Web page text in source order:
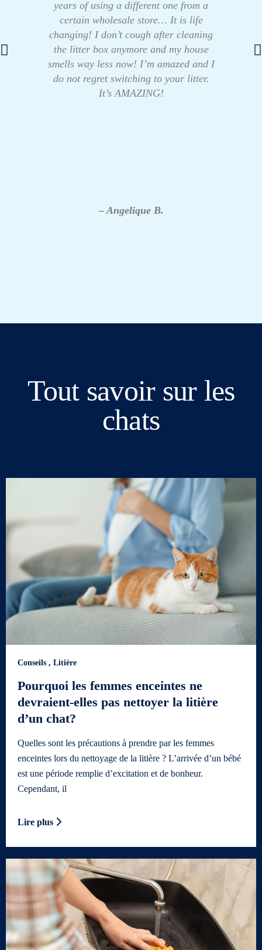
years of using a different one from a
certain wholesale store… It is life
changing! I don’t cough after cleaning
the litter box anymore and my house
smells way less now! I’m amazed and I
do not regret switching to your litter.
It’s AMAZING!
– Angelique B.
Tout savoir sur les
chats
Conseils , Litière
Pourquoi les femmes enceintes ne
devraient-elles pas nettoyer la litière
d’un chat?
Quelles sont les précautions à prendre par les femmes
enceintes lors du nettoyage de la litière ? L’arrivée d’un bébé
est une période remplie d’excitation et de bonheur.
Cependant, il
Lire plus